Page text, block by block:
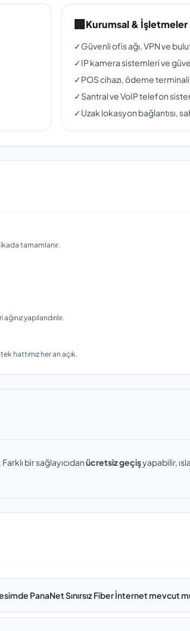
🏢Kurumsal & İşletmeler
✓Güvenli ofis ağı, VPN ve
✓IP kamera sistemleri ve
✓POS cihazı, ödeme
✓Santral ve VoIP telefon
✓Uzak lokasyon bağlantısı,
tamamlanır.
yapılandırılır.
hattımız her an açık.
bir sağlayıcıdanücretsiz geçişyapabilir,
PanaNet Sınırsız Fiber İnternet mevcut